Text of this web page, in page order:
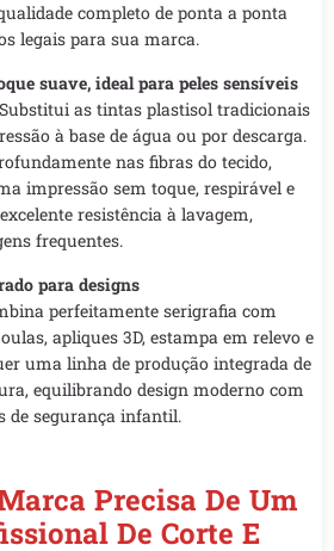
completo de ponta a ponta
legais para sua marca.
suave, ideal para peles sensíveis
Substitui as tintas plastisol tradicionais
à base de água ou por descarga.
nas fibras do tecido,
impressão sem toque, respirável e
resistência à lavagem,
frequentes.
para designs
perfeitamente serigrafia com
apliques 3D, estampa em relevo e
uma linha de produção integrada de
equilibrando design moderno com
de segurança infantil.
Precisa De Um
De Corte E